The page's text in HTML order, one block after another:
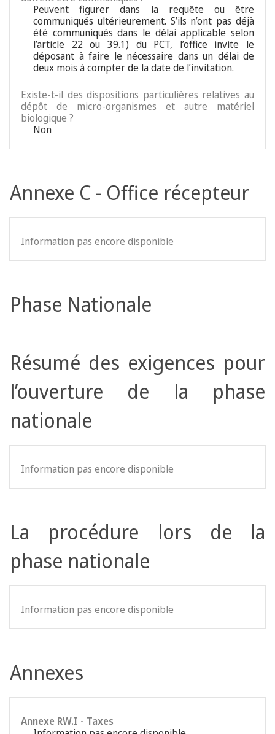
Peuvent figurer dans la requête ou être
communiqués ultérieurement. S’ils n’ont pas déjà
été communiqués dans le délai applicable selon
l’article 22 ou 39.1) du PCT, l’office invite le
déposant à faire le nécessaire dans un délai de
deux mois à compter de la date de l’invitation.
Existe-t-il des dispositions particulières relatives au
dépôt de micro-organismes et autre matériel
biologique ?
Non
Annexe C - Office récepteur
Information pas encore disponible
Phase Nationale
Résumé des exigences pour
l’ouverture de la phase
nationale
Information pas encore disponible
La procédure lors de la
phase nationale
Information pas encore disponible
Annexes
Annexe RW.I - Taxes